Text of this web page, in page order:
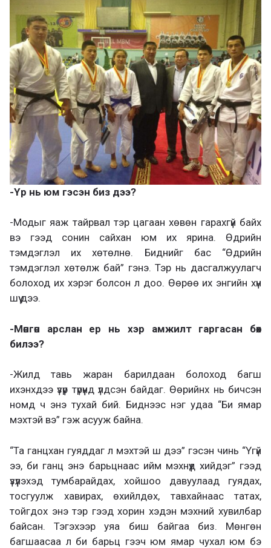
-Үр нь юм гэсэн биз дээ?
-Модыг яаж тайрвал тэр цагаан хөвөн гарахгүй байх
вэ гээд сонин сайхан юм их ярина. Өдрийн
тэмдэглэл их хөтөлнө. Биднийг бас “Өдрийн
тэмдэглэл хөтөлж бай” гэнэ. Тэр нь дасгалжуулагч
болоход их хэрэг болсон л доо. Өөрөө их энгийн хүн
шүү дээ.
-Мөнгөн арслан ер нь хэр амжилт гаргасан бөх
билээ?
-Жилд тавь жаран барилдаан болоход багш
ихэнхдээ үзүүр түрүүнд үлдсэн байдаг. Өөрийнх нь бичсэн
номд ч энэ тухай бий. Биднээс нэг удаа “Би ямар
мэхтэй вэ” гэж асууж байна.
“Та ганцхан гуяддаг л мэхтэй ш дээ” гэсэн чинь “Үгүй
ээ, би ганц энэ барьцнаас ийм мэхнүүд хийдэг” гээд
үзүүлэхэд тумбарайдах, хойшоо давуулаад гуядах,
тосгуулж хавирах, өхийлдөх, тавхайнаас татах,
тойгдох энэ тэр гээд хорин хэдэн мэхний хувилбар
байсан. Тэгэхээр уяа биш байгаа биз. Мөнгөн
багшаасаа л би барьц гээч юм ямар чухал юм бэ